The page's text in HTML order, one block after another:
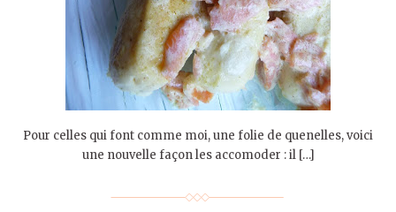
Pour celles qui font comme moi, une folie de quenelles, voici
une nouvelle façon les accomoder : il […]